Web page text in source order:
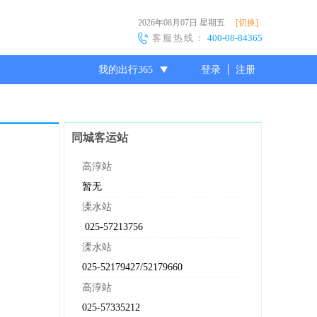
2026年08月07日 星期五 [切换]
客服热线： 400-08-84365
我的出行365 登录 注册
同城客运站
高淳站
暂无
溧水站
025-57213756
溧水站
025-52179427/52179660
高淳站
025-57335212